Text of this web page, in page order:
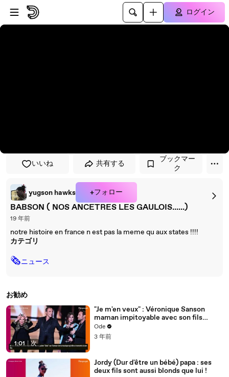
プレイヤーにスキップ
メインコンテンツにスキップ
ログイン
いいね 共有する
ブックマー
ク
yugson hawks +フォロー
BABSON ( NOS ANCETRES LES GAULOIS......)
19 年前
notre histoire en france n est pas la meme qu aux states !!!!
カテゴリ
🗞ニュース
お勧め
1:01 | 次
"Je m'en veux" : Véronique Sanson
maman impitoyable avec son fils
unique, né de son couple tumultueux
Ode
3 年前
Jordy (Dur d'être un bébé) papa : ses
deux fils sont aussi blonds que lui !